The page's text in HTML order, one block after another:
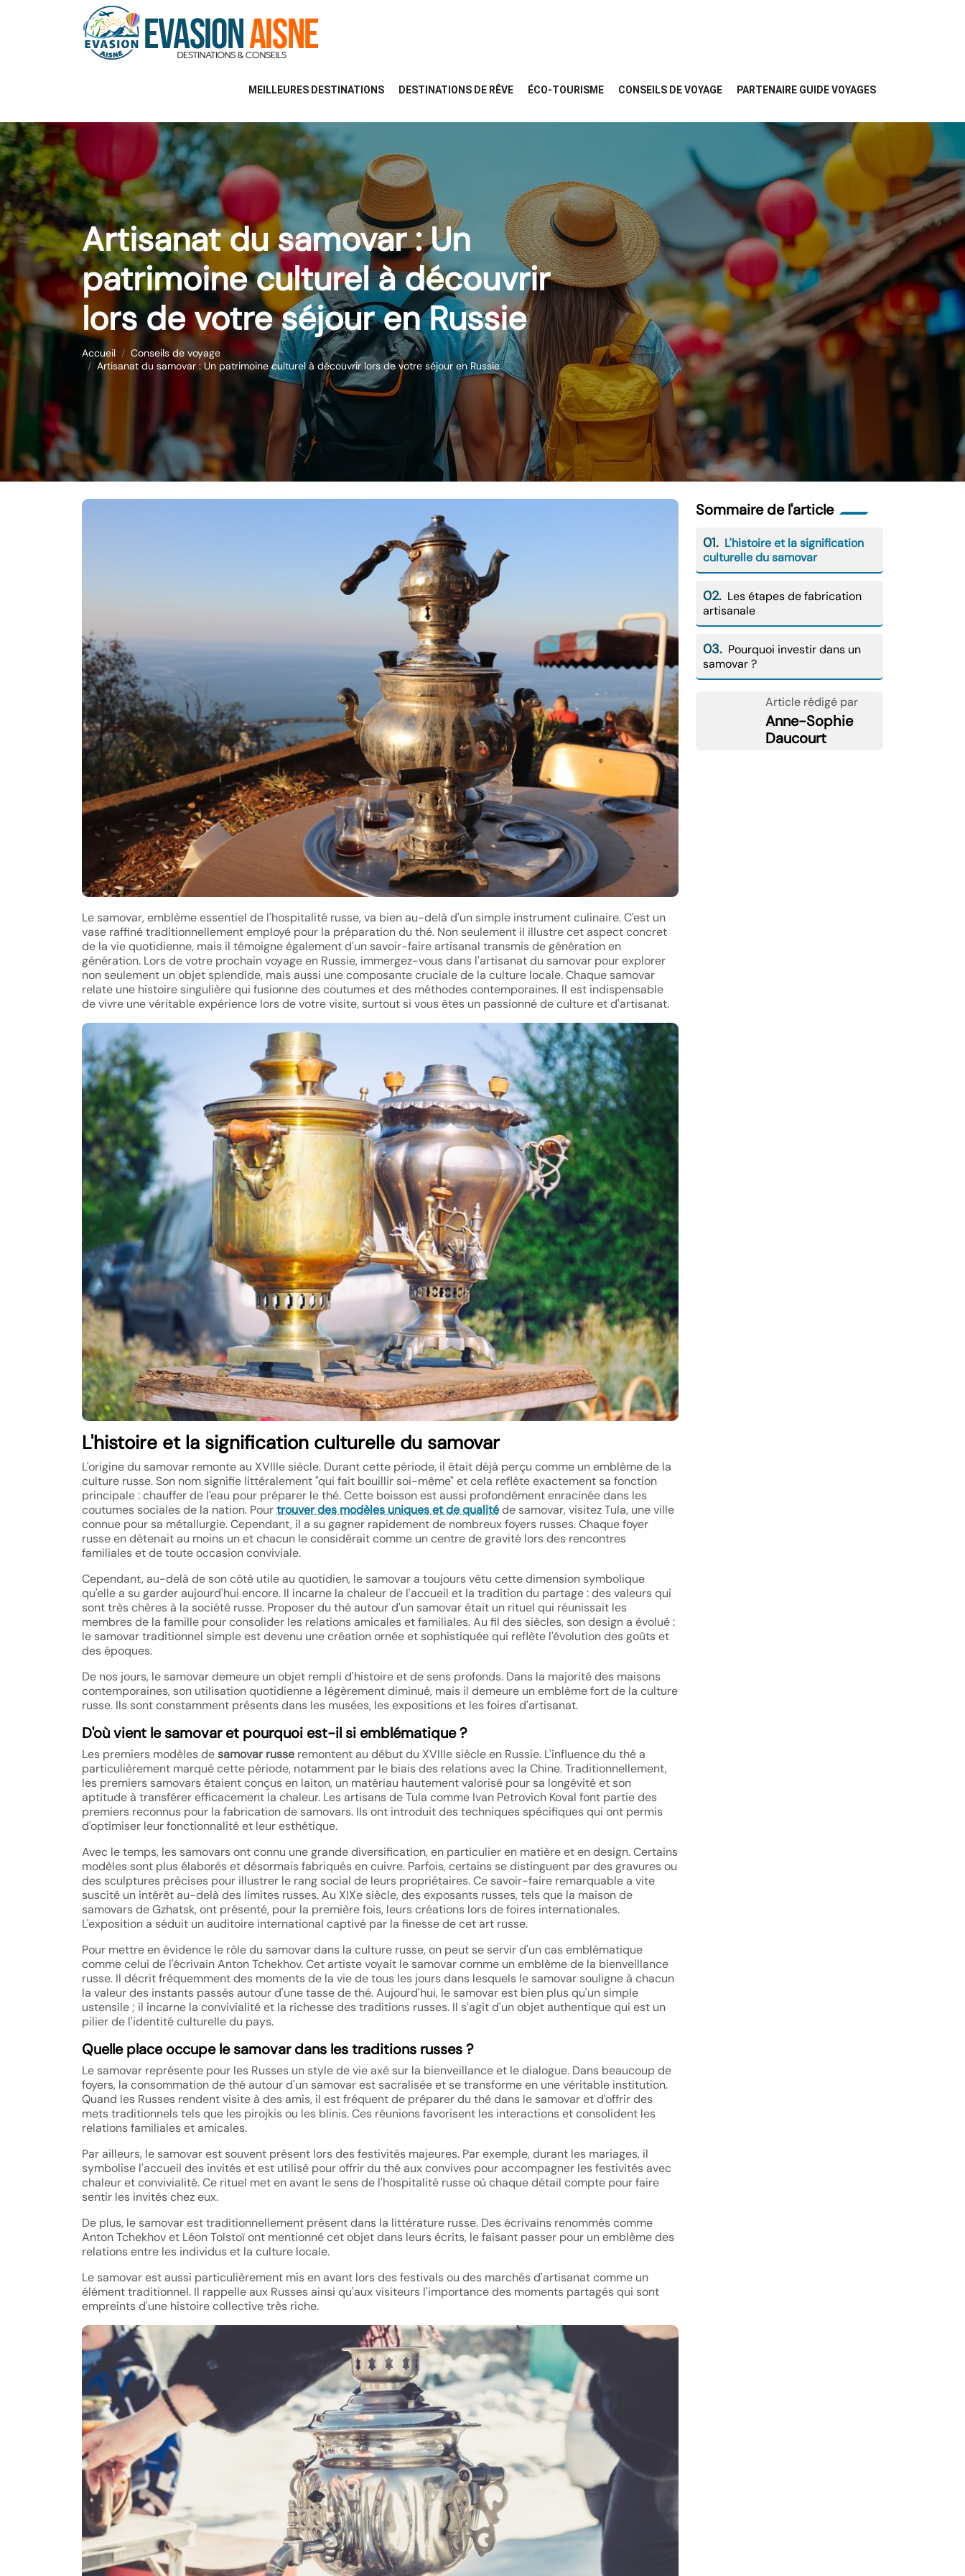
MEILLEURES DESTINATIONS DESTINATIONS DE RÊVE ÉCO-TOURISME CONSEILS DE VOYAGE PARTENAIRE GUIDE VOYAGES
Artisanat du samovar : Un
patrimoine culturel à découvrir
lors de votre séjour en Russie
Accueil
Conseils de voyage
Artisanat du samovar : Un patrimoine culturel à découvrir lors de votre séjour en Russie
Le samovar, emblème essentiel de l'hospitalité russe, va bien au-delà d'un simple instrument culinaire. C'est un
vase raffiné traditionnellement employé pour la préparation du thé. Non seulement il illustre cet aspect concret
de la vie quotidienne, mais il témoigne également d'un savoir-faire artisanal transmis de génération en
génération. Lors de votre prochain voyage en Russie, immergez-vous dans l'artisanat du samovar pour explorer
non seulement un objet splendide, mais aussi une composante cruciale de la culture locale. Chaque samovar
relate une histoire singulière qui fusionne des coutumes et des méthodes contemporaines. Il est indispensable
de vivre une véritable expérience lors de votre visite, surtout si vous êtes un passionné de culture et d'artisanat.
L'histoire et la signification culturelle du samovar
L'origine du samovar remonte au XVIIIe siècle. Durant cette période, il était déjà perçu comme un emblème de la
culture russe. Son nom signifie littéralement "qui fait bouillir soi-même" et cela reflète exactement sa fonction
principale : chauffer de l'eau pour préparer le thé. Cette boisson est aussi profondément enracinée dans les
coutumes sociales de la nation. Pourtrouver des modèles uniques et de qualitéde samovar, visitez Tula, une ville
connue pour sa métallurgie. Cependant, il a su gagner rapidement de nombreux foyers russes. Chaque foyer
russe en détenait au moins un et chacun le considérait comme un centre de gravité lors des rencontres
familiales et de toute occasion conviviale.
Cependant, au-delà de son côté utile au quotidien, le samovar a toujours vêtu cette dimension symbolique
qu'elle a su garder aujourd'hui encore. Il incarne la chaleur de l'accueil et la tradition du partage : des valeurs qui
sont très chères à la société russe. Proposer du thé autour d'un samovar était un rituel qui réunissait les
membres de la famille pour consolider les relations amicales et familiales. Au fil des siècles, son design a évolué :
le samovar traditionnel simple est devenu une création ornée et sophistiquée qui reflète l'évolution des goûts et
des époques.
De nos jours, le samovar demeure un objet rempli d'histoire et de sens profonds. Dans la majorité des maisons
contemporaines, son utilisation quotidienne a légèrement diminué, mais il demeure un emblème fort de la culture
russe. Ils sont constamment présents dans les musées, les expositions et les foires d'artisanat.
D'où vient le samovar et pourquoi est-il si emblématique ?
Les premiers modèles desamovar russe remontent au début du XVIIIe siècle en Russie. L'influence du thé a
particulièrement marqué cette période, notamment par le biais des relations avec la Chine. Traditionnellement,
les premiers samovars étaient conçus en laiton, un matériau hautement valorisé pour sa longévité et son
aptitude à transférer efficacement la chaleur. Les artisans de Tula comme Ivan Petrovich Koval font partie des
premiers reconnus pour la fabrication de samovars. Ils ont introduit des techniques spécifiques qui ont permis
d'optimiser leur fonctionnalité et leur esthétique.
Avec le temps, les samovars ont connu une grande diversification, en particulier en matière et en design. Certains
modèles sont plus élaborés et désormais fabriqués en cuivre. Parfois, certains se distinguent par des gravures ou
des sculptures précises pour illustrer le rang social de leurs propriétaires. Ce savoir-faire remarquable a vite
suscité un intérêt au-delà des limites russes. Au XIXe siècle, des exposants russes, tels que la maison de
samovars de Gzhatsk, ont présenté, pour la première fois, leurs créations lors de foires internationales.
L'exposition a séduit un auditoire international captivé par la finesse de cet art russe.
Pour mettre en évidence le rôle du samovar dans la culture russe, on peut se servir d'un cas emblématique
comme celui de l'écrivain Anton Tchekhov. Cet artiste voyait le samovar comme un emblème de la bienveillance
russe. Il décrit fréquemment des moments de la vie de tous les jours dans lesquels le samovar souligne à chacun
la valeur des instants passés autour d'une tasse de thé. Aujourd'hui, le samovar est bien plus qu'un simple
ustensile ; il incarne la convivialité et la richesse des traditions russes. Il s'agit d'un objet authentique qui est un
pilier de l'identité culturelle du pays.
Quelle place occupe le samovar dans les traditions russes ?
Le samovar représente pour les Russes un style de vie axé sur la bienveillance et le dialogue. Dans beaucoup de
foyers, la consommation de thé autour d'un samovar est sacralisée et se transforme en une véritable institution.
Quand les Russes rendent visite à des amis, il est fréquent de préparer du thé dans le samovar et d'offrir des
mets traditionnels tels que les pirojkis ou les blinis. Ces réunions favorisent les interactions et consolident les
relations familiales et amicales.
Par ailleurs, le samovar est souvent présent lors des festivités majeures. Par exemple, durant les mariages, il
symbolise l'accueil des invités et est utilisé pour offrir du thé aux convives pour accompagner les festivités avec
chaleur et convivialité. Ce rituel met en avant le sens de l'hospitalité russe où chaque détail compte pour faire
sentir les invités chez eux.
De plus, le samovar est traditionnellement présent dans la littérature russe. Des écrivains renommés comme
Anton Tchekhov et Léon Tolstoï ont mentionné cet objet dans leurs écrits, le faisant passer pour un emblème des
relations entre les individus et la culture locale.
Le samovar est aussi particulièrement mis en avant lors des festivals ou des marchés d'artisanat comme un
élément traditionnel. Il rappelle aux Russes ainsi qu'aux visiteurs l'importance des moments partagés qui sont
empreints d'une histoire collective très riche.
Sommaire de l'article
01. L'histoire et la signification
culturelle du samovar
02. Les étapes de fabrication
artisanale
03. Pourquoi investir dans un
samovar ?
Article rédigé par
Anne-Sophie
Daucourt